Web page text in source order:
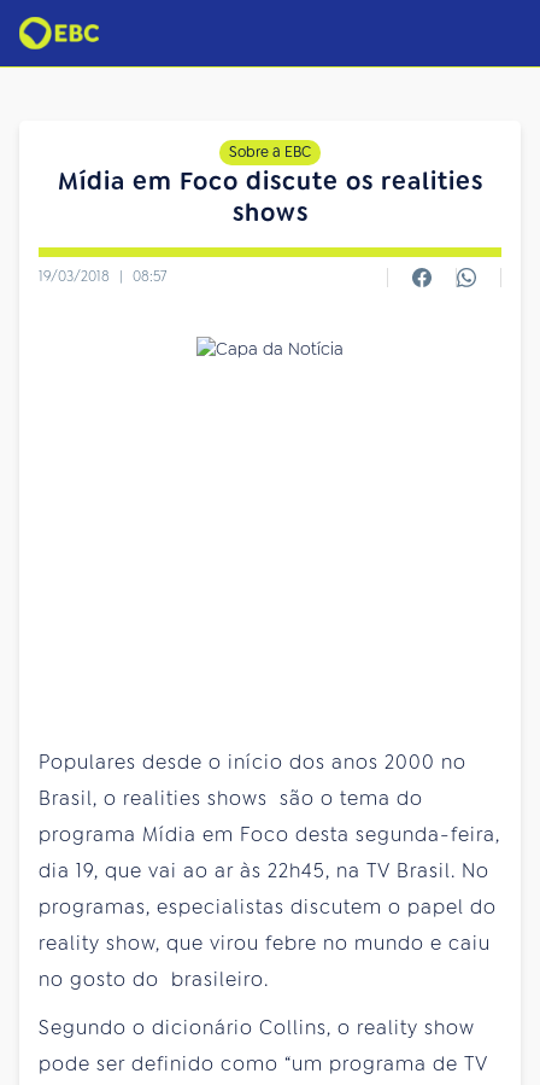
Sobre a EBC
Mídia em Foco discute os realities
shows
19/03/2018 | 08:57
Populares desde o início dos anos 2000 no
Brasil, o realities shows são o tema do
programa Mídia em Foco desta segunda-feira,
dia 19, que vai ao ar às 22h45, na TV Brasil. No
programas, especialistas discutem o papel do
reality show, que virou febre no mundo e caiu
no gosto do brasileiro.
Segundo o dicionário Collins, o reality show
pode ser definido como “um programa de TV